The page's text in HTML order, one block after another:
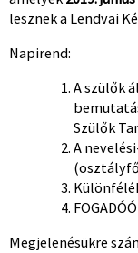
lesznek a Lendvai
Napirend:
A szülők
Szülők
A
Megjelenésükre